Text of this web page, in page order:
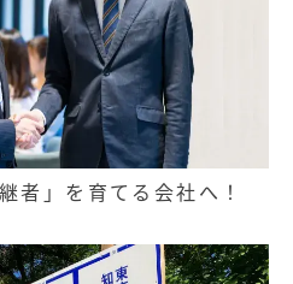
者」を育てる会社へ！